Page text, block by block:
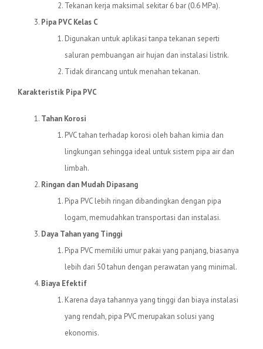
Tekanan kerja maksimal sekitar 6 bar (0.6 MPa).
Pipa PVC Kelas C
Digunakan untuk aplikasi tanpa tekanan seperti
saluran pembuangan air hujan dan instalasi listrik.
Tidak dirancang untuk menahan tekanan.
Karakteristik Pipa PVC
Tahan Korosi
PVC tahan terhadap korosi oleh bahan kimia dan
lingkungan sehingga ideal untuk sistem pipa air dan
limbah.
Ringan dan Mudah Dipasang
Pipa PVC lebih ringan dibandingkan dengan pipa
logam, memudahkan transportasi dan instalasi.
Daya Tahan yang Tinggi
Pipa PVC memiliki umur pakai yang panjang, biasanya
lebih dari 50 tahun dengan perawatan yang minimal.
Biaya Efektif
Karena daya tahannya yang tinggi dan biaya instalasi
yang rendah, pipa PVC merupakan solusi yang
ekonomis.